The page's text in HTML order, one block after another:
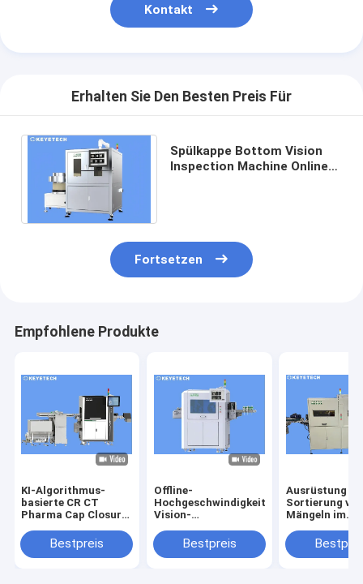
Kontakt
Erhalten Sie Den Besten Preis Für
Spülkappe Bottom Vision
Inspection Machine Online-
Fortsetzen
Empfohlene Produkte
KI-Algorithmus-
basierte CR CT
Pharma Cap Closure
MaschineBestpreis
Offline-
Hochgeschwindigkeitshubschrauber-
Vision-
Bestpreis
Ausrüstung
Sortierung
Mängeln im
Messbechern